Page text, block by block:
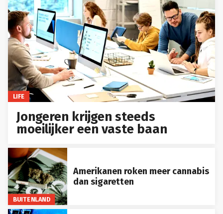
LIFE
Jongeren krijgen steeds
moeilijker een vaste baan
BUITENLAND
Amerikanen roken meer cannabis
dan sigaretten